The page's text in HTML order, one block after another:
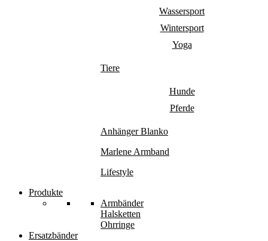
Wassersport
Wintersport
Yoga
Tiere
Hunde
Pferde
Anhänger Blanko
Marlene Armband
Lifestyle
Produkte
Armbänder
Halsketten
Ohrringe
Ersatzbänder